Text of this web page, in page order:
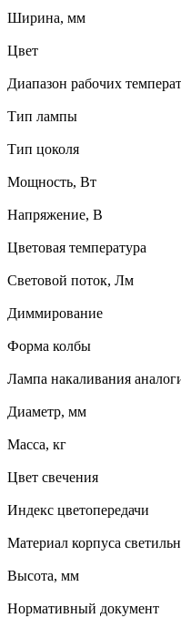
Ширина, мм
Цвет
Диапазон рабочих
Тип лампы
Тип цоколя
Мощность, Вт
Напряжение, В
Цветовая температура
Световой поток, Лм
Диммирование
Форма колбы
Лампа накаливания
Диаметр, мм
Масса, кг
Цвет свечения
Индекс цветопередачи
Материал корпуса
Высота, мм
Нормативный документ